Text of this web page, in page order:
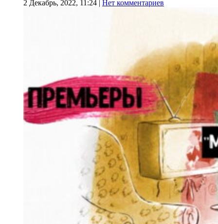
2 Декабрь, 2022, 11:24 | Нет комментариев